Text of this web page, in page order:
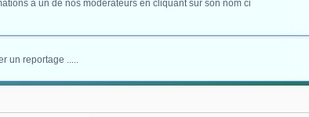
à un de nos modérateurs en cliquant sur son nom ci
un reportage .....